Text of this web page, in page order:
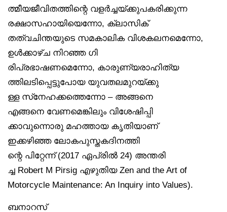
ത്മീയജീവിതത്തിന്റെ വളർച്ചയ്ക്കുപകരിക്കുന്ന
രക്ഷാസഹായിയെന്നോ, ക്ലാസിക്
തത്വചിന്തയുടെ സമകാലിക വിശകലനമെന്നോ,
ഉൾക്കാഴ്ച നിറഞ്ഞ ഗി
രിപ്രഭാഷണമെന്നോ, കാരുണ്യരാഹിത്യ
ത്തിലടിപ്പെട്ടുപോയ യുവതലമുറയ്ക്കു
ള്ള സ്‌നേഹക്കത്തെന്നോ – അങ്ങനെ
എങ്ങനെ വേണമെങ്കിലും വിശേഷിപ്പി
ക്കാവുന്നൊരു മഹത്തായ കൃതിയാണ്
ഇക്കഴിഞ്ഞ ലോകപുസ്തകദിനത്തി
ന്റെ പിറ്റേന്ന് (2017 ഏപ്രിൽ 24) അന്തരി
ച്ച Robert M Pirsig എഴുതിയ Zen and the Art of
Motorcycle Maintenance: An Inquiry into Values).
ബനാറസ്